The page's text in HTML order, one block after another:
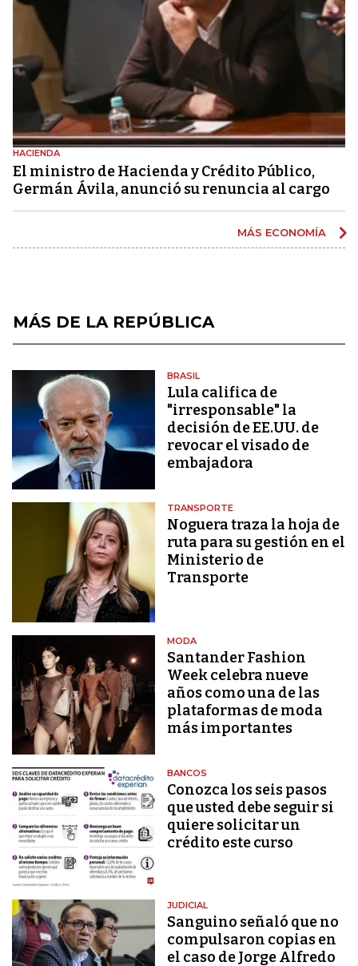
HACIENDA
El ministro de Hacienda y Crédito Público,
Germán Ávila, anunció su renuncia al cargo
MÁS ECONOMÍA
MÁS DE LA REPÚBLICA
BRASIL
Lula califica de
"irresponsable" la
decisión de EE.UU. de
revocar el visado de
embajadora
TRANSPORTE
Noguera traza la hoja de
ruta para su gestión en el
Ministerio de
Transporte
MODA
Santander Fashion
Week celebra nueve
años como una de las
plataformas de moda
más importantes
BANCOS
Conozca los seis pasos
que usted debe seguir si
quiere solicitar un
crédito este curso
JUDICIAL
Sanguino señaló que no
compulsaron copias en
el caso de Jorge Alfredo